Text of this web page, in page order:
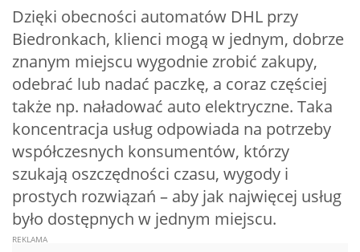
Dzięki obecności automatów DHL przy
Biedronkach, klienci mogą w jednym, dobrze
znanym miejscu wygodnie zrobić zakupy,
odebrać lub nadać paczkę, a coraz częściej
także np. naładować auto elektryczne. Taka
koncentracja usług odpowiada na potrzeby
współczesnych konsumentów, którzy
szukają oszczędności czasu, wygody i
prostych rozwiązań – aby jak najwięcej usług
było dostępnych w jednym miejscu.